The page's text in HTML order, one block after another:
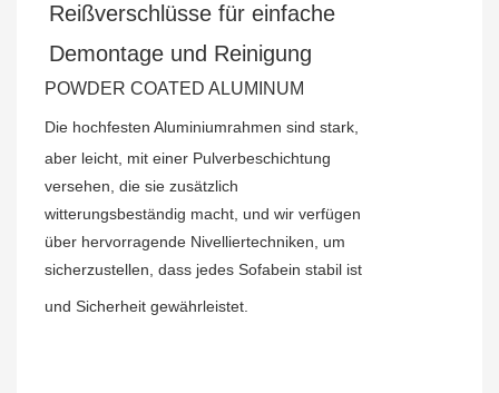
Reißverschlüsse für einfache
Demontage und Reinigung
POWDER COATED ALUMINUM
Die hochfesten Aluminiumrahmen sind stark,
aber leicht, mit einer Pulverbeschichtung
versehen, die sie zusätzlich
witterungsbeständig macht, und wir verfügen
über hervorragende Nivelliertechniken, um
sicherzustellen, dass jedes Sofabein stabil ist
und Sicherheit gewährleistet.